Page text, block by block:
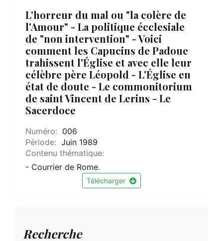
L'horreur du mal ou "la colère de
l'Amour" - La politique écclesiale
de "non intervention" - Voici
comment les Capucins de Padoue
trahissent l'Église et avec elle leur
célèbre père Léopold - L'Église en
état de doute - Le commonitorium
de saint Vincent de Lerins - Le
Sacerdoce
Numéro: 006
Période: Juin 1989
Contenu thématique:
- Courrier de Rome.
Télécharger
Recherche